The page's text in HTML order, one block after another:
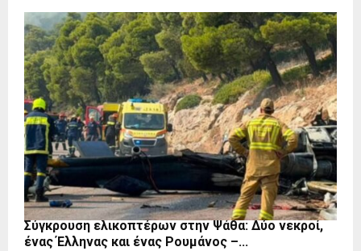
Σύγκρουση ελικοπτέρων στην Ψάθα: Δύο νεκροί,
ένας Έλληνας και ένας Ρουμάνος –...